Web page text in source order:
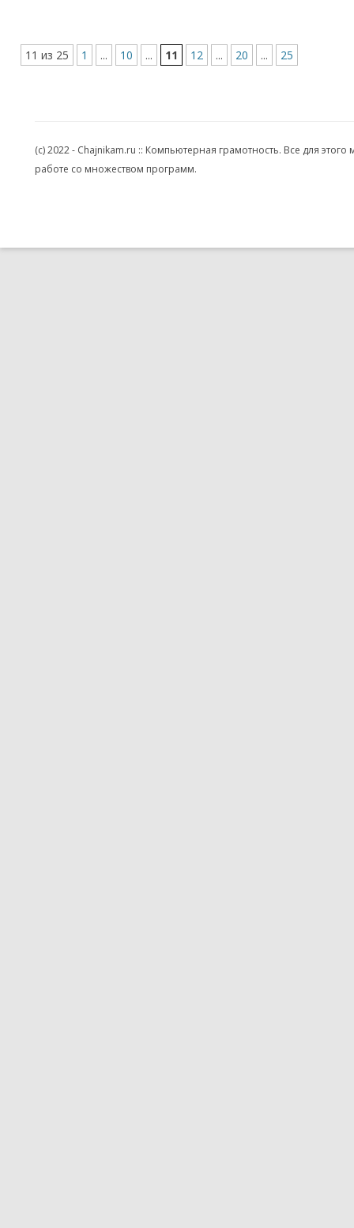
11 из 25 1 ... 10 ... 11 12 ... 20 ... 25
(c) 2022 - Chajnikam.ru :: Компьютерная грамотность. Все для
работе со множеством программ.